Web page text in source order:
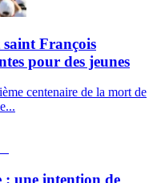
François
pour des jeunes
centenaire de la mort de
: une intention de